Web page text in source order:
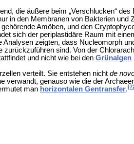
die äußere beim „Verschlucken“
in den Membranen von Bakterien
Amöben, und den
sich der periplastidäre Raum mit
zeigten, dass Nucleomorph
sind. Von der
und nicht wie bei den Grünalgen
verteilt. Sie entstehen nicht de
genauso wie die der
man horizontalen Gentransfer.